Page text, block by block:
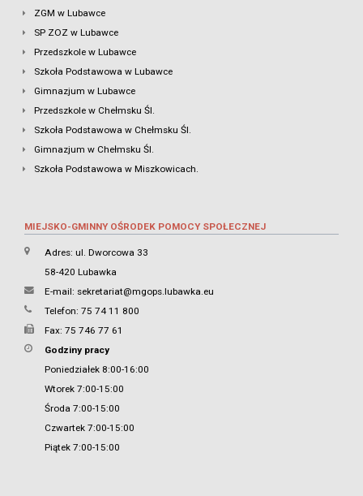
ZGM w Lubawce
SP ZOZ w Lubawce
Przedszkole w Lubawce
Szkoła Podstawowa w Lubawce
Gimnazjum w Lubawce
Przedszkole w Chełmsku Śl.
Szkoła Podstawowa w Chełmsku Śl.
Gimnazjum w Chełmsku Śl.
Szkoła Podstawowa w Miszkowicach.
MIEJSKO-GMINNY OŚRODEK POMOCY SPOŁECZNEJ
Adres: ul. Dworcowa 33
58-420 Lubawka
E-mail: sekretariat@mgops.lubawka.eu
Telefon: 75 74 11 800
Fax: 75 746 77 61
Godziny pracy
Poniedziałek 8:00-16:00
Wtorek 7:00-15:00
Środa 7:00-15:00
Czwartek 7:00-15:00
Piątek 7:00-15:00